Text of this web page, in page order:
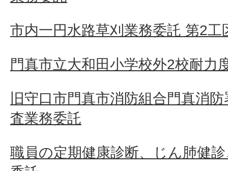
市内一円水路草刈業務委託 第2工
門真市立大和田小学校外2校耐力
旧守口市門真市消防組合門真消
査業務委託
職員の定期健康診断、じん肺健